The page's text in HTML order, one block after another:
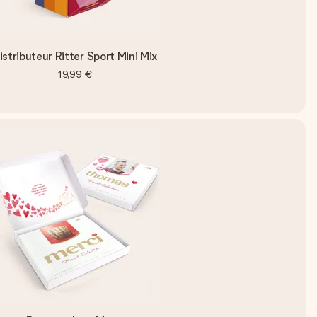
Ritter Sport Mini Mix
19,99 €